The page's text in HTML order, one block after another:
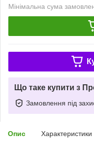
Мінімальна сума
Що таке купити з
Замовлення під
Опис Характеристики